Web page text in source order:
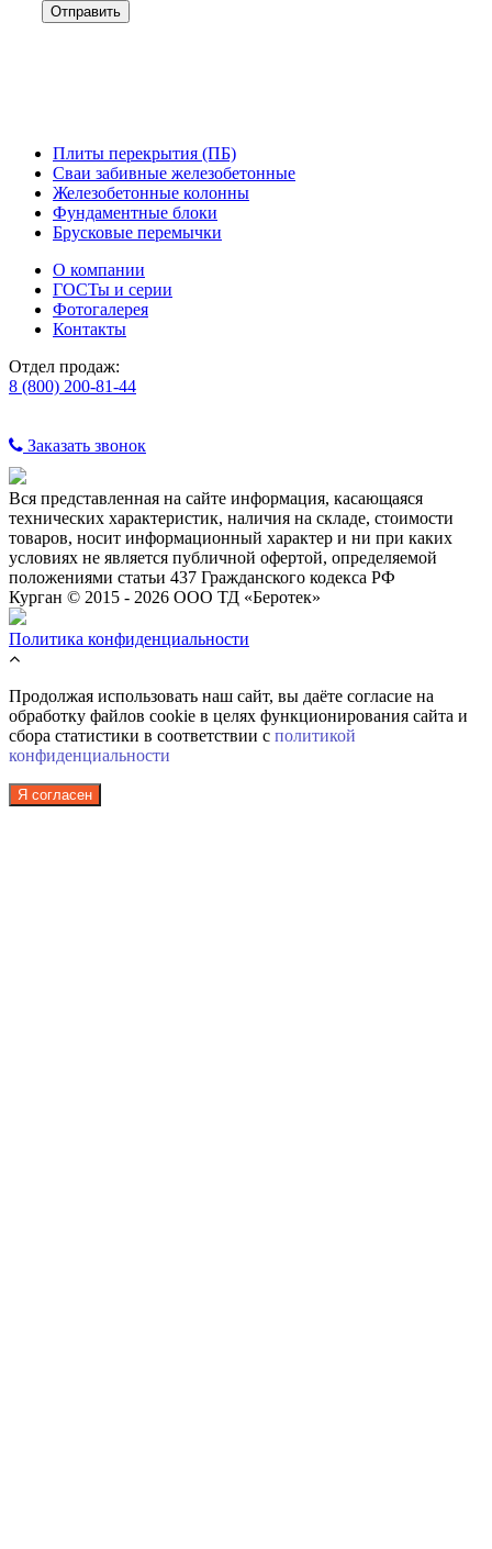
Плиты перекрытия (ПБ)
Сваи забивные железобетонные
Железобетонные колонны
Фундаментные блоки
Брусковые перемычки
О компании
ГОСТы и серии
Фотогалерея
Контакты
Отдел продаж:
8 (800) 200-81-44
Заказать звонок
Вся представленная на сайте информация, касающаяся
технических характеристик, наличия на складе, стоимости
товаров, носит информационный характер и ни при каких
условиях не является публичной офертой, определяемой
положениями статьи 437 Гражданского кодекса РФ
Курган © 2015 - 2026 ООО ТД «Беротек»
Политика конфиденциальности
Продолжая использовать наш сайт, вы даёте согласие на
обработку файлов cookie в целях функционирования сайта и
сбора статистики в соответствии с политикой
конфиденциальности
Я согласен